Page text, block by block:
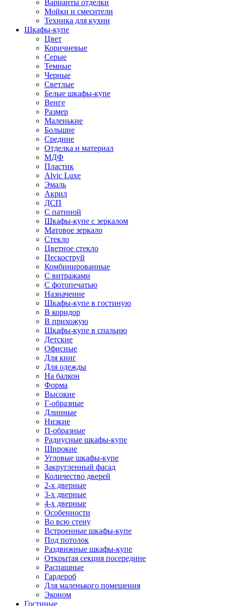
Варианты отделки
Мойки и смесители
Техника для кухни
Шкафы-купе
Цвет
Коричневые
Серые
Темные
Черные
Светлые
Белые шкафы-купе
Венге
Размер
Маленькие
Большие
Средние
Отделка и материал
МДФ
Пластик
Alvic Luxe
Эмаль
Акрил
ДСП
С патиной
Шкафы-купе с зеркалом
Матовое зеркало
Стекло
Цветное стекло
Пескоструй
Комбинированные
С витражами
С фотопечатью
Назначение
Шкафы-купе в гостиную
В коридор
В прихожую
Шкафы-купе в спальню
Детские
Офисные
Для книг
Для одежды
На балкон
Форма
Высокие
Г-образные
Длинные
Низкие
П-образные
Радиусные шкафы-купе
Широкие
Угловые шкафы-купе
Закругленный фасад
Количество дверей
2-х дверные
3-х дверные
4-х дверные
Особенности
Во всю стену
Встроенные шкафы-купе
Под потолок
Раздвижные шкафы-купе
Открытая секция посередине
Распашные
Гардероб
Для маленького помещения
Эконом
Гостиные